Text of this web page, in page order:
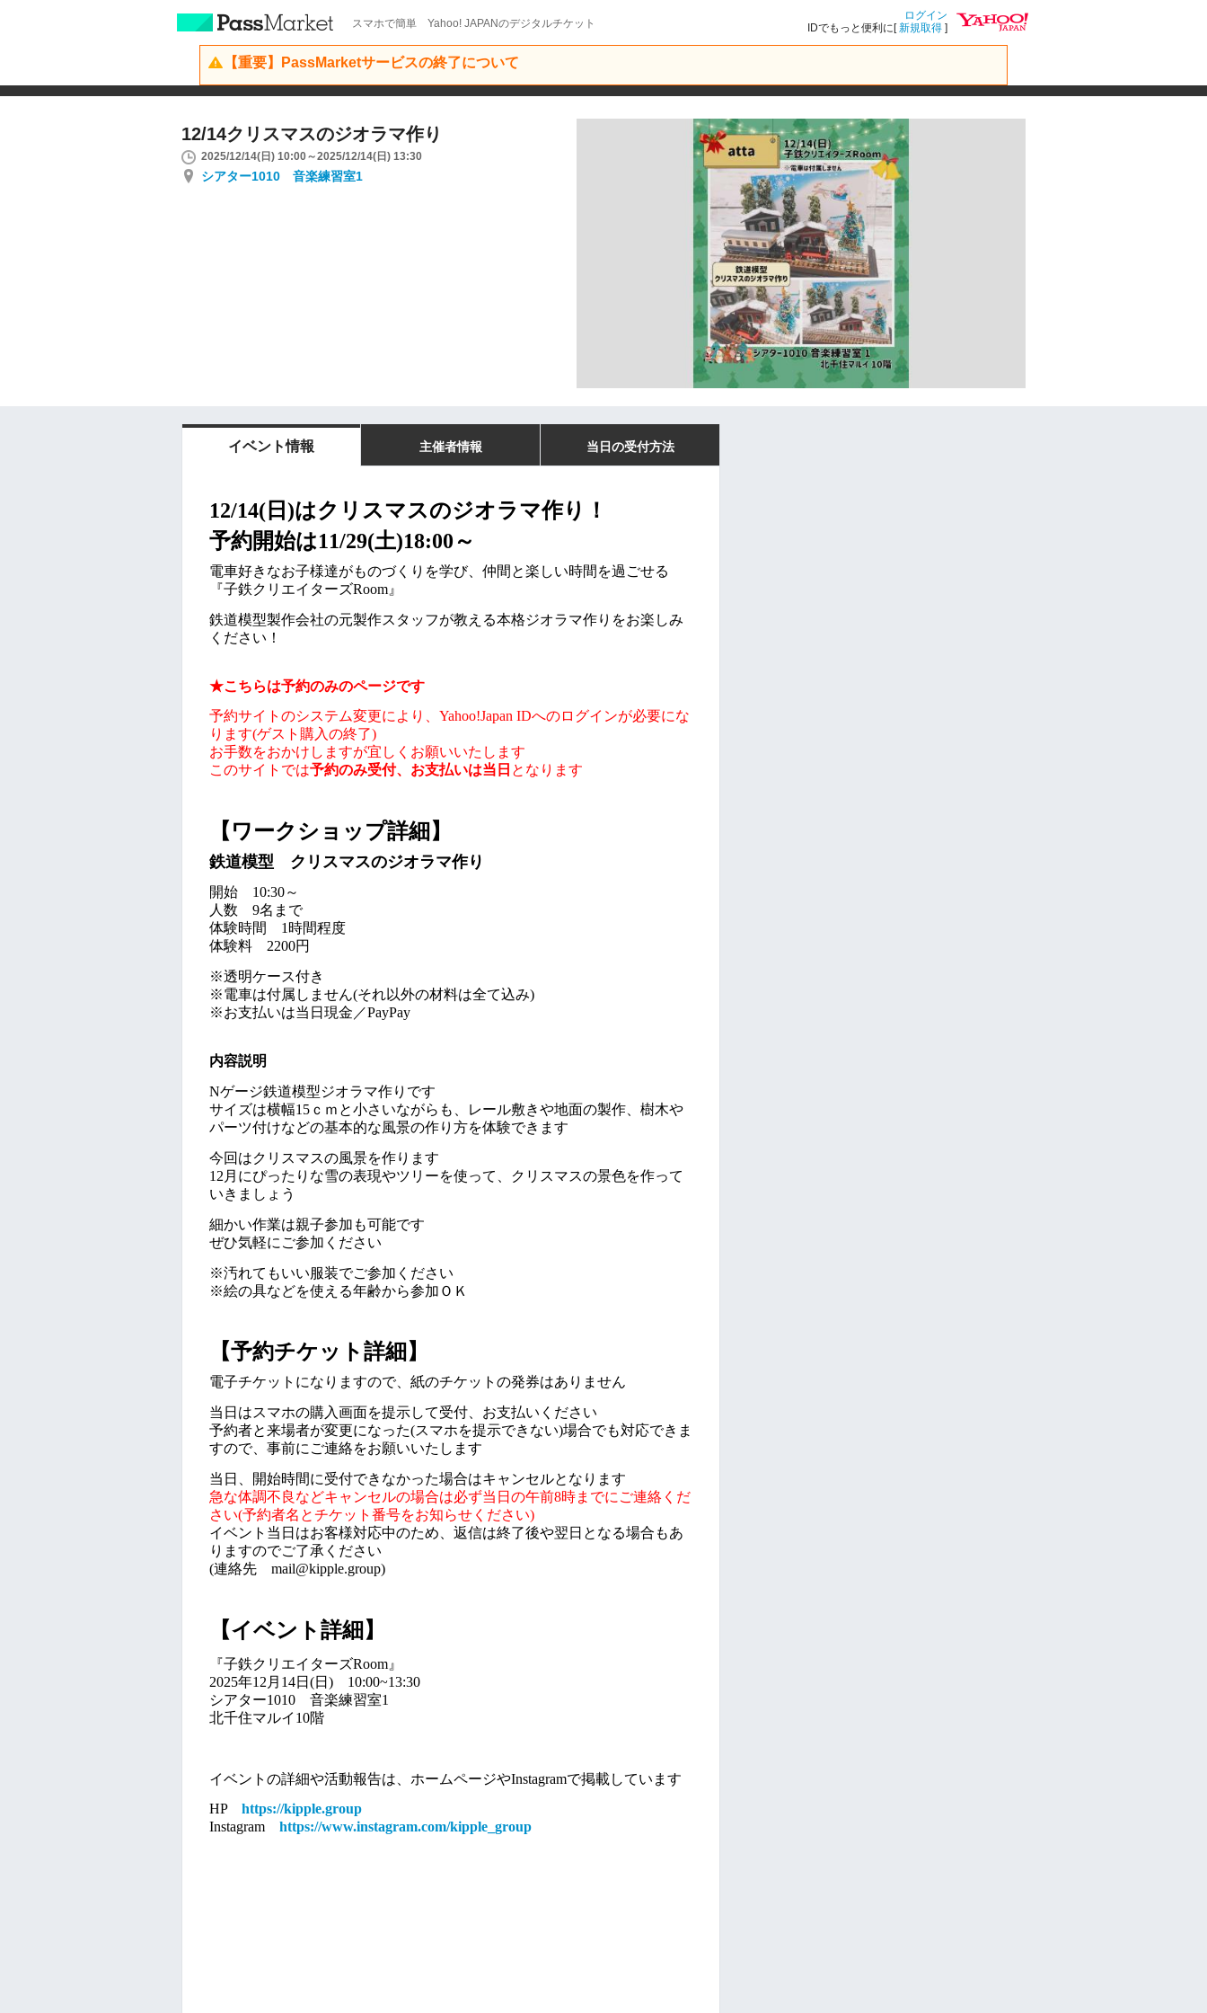
スマホで簡単 Yahoo! JAPANのデジタルチケット
ログイン
IDでもっと便利に[新規取得 ]
【重要】PassMarketサービスの終了について
12/14クリスマスのジオラマ作り
2025/12/14(日) 10:00～2025/12/14(日) 13:30
シアター1010 音楽練習室1
イベント情報 主催者情報 当日の受付方法
12/14(日)はクリスマスのジオラマ作り！
予約開始は11/29(土)18:00～
電車好きなお子様達がものづくりを学び、仲間と楽しい時間を過ごせる
『子鉄クリエイターズRoom』
鉄道模型製作会社の元製作スタッフが教える本格ジオラマ作りをお楽しみ
ください！
★こちらは予約のみのページです
予約サイトのシステム変更により、Yahoo!Japan IDへのログインが必要にな
ります(ゲスト購入の終了)
お手数をおかけしますが宜しくお願いいたします
このサイトでは予約のみ受付、お支払いは当日 となります
【ワークショップ詳細】
鉄道模型 クリスマスのジオラマ作り
開始 10:30～
人数 9名まで
体験時間 1 時間程度
体験料 2200円
※透明ケース付き
※電車は付属しません(それ以外の材料は全て込み)
※お支払いは当日現金 ／PayPay
内容説明
Nゲージ鉄道模型ジオラマ作りです
サイズは横幅15ｃｍと小さいながらも、レール敷きや地面の製作、樹木や
パーツ付けなどの基本的な風景の作り方を体験できます
今回はクリスマスの風景を作ります
12月にぴったりな雪の表現やツリーを使って、クリスマスの景色を作って
いきましょう
細かい作業は親子参加も可能です
ぜひ気軽にご参加ください
※汚れてもいい服装でご参加ください
※絵の具などを使える年齢から参加ＯＫ
【予約チケット詳細】
電子チケットになりますので、紙のチケットの発券はありません
当日はスマホの購入画面を提示して受付、お支払いください
予約者と来場者が変更になった(スマホを提示できない)場合でも対応できま
すので、事前にご連絡をお願いいたします
当日、開始時間に受付できなかった場合はキャンセルとなります
急な体調不良などキャンセルの場合は必ず当日の午前8時までにご連絡くだ
さい(予約者名とチケット番号をお知らせください)
イベント当日はお客様対応中のため、返信は終了後や翌日となる場合もあ
りますのでご了承ください
(連絡先 mail@kipple.group)
【イベント詳細】
『子鉄クリエイターズRoom 』
2025年12月14日(日) 10:00~13:30
シアター1010 音楽練習室1
北千住マルイ10階
イベントの詳細や活動報告は、ホームページやInstagramで掲載しています
HP
https://kipple.group
Instagram
https://www.instagram.com/kipple_group